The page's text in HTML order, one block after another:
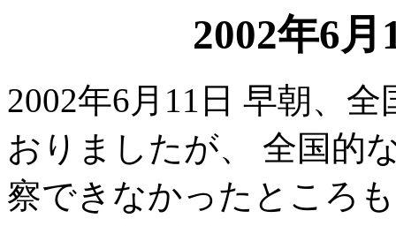
2002年6
2002年6月11日 早朝、
おりましたが、 全国的
察できなかったところ